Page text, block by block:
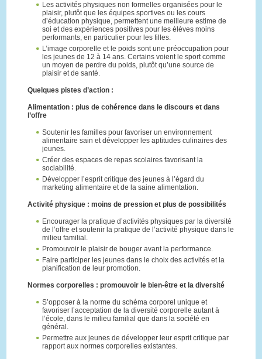
Les activités physiques non formelles organisées pour le
plaisir, plutôt que les équipes sportives ou les cours
d’éducation physique, permettent une meilleure estime de
soi et des expériences positives pour les élèves moins
performants, en particulier pour les filles.
L’image corporelle et le poids sont une préoccupation pour
les jeunes de 12 à 14 ans. Certains voient le sport comme
un moyen de perdre du poids, plutôt qu’une source de
plaisir et de santé.
Quelques pistes d’action :
Alimentation : plus de cohérence dans le discours et dans
l’offre
Soutenir les familles pour favoriser un environnement
alimentaire sain et développer les aptitudes culinaires des
jeunes.
Créer des espaces de repas scolaires favorisant la
sociabilité.
Développer l’esprit critique des jeunes à l’égard du
marketing alimentaire et de la saine alimentation.
Activité physique : moins de pression et plus de possibilités
Encourager la pratique d’activités physiques par la diversité
de l’offre et soutenir la pratique de l’activité physique dans le
milieu familial.
Promouvoir le plaisir de bouger avant la performance.
Faire participer les jeunes dans le choix des activités et la
planification de leur promotion.
Normes corporelles : promouvoir le bien-être et la diversité
S’opposer à la norme du schéma corporel unique et
favoriser l’acceptation de la diversité corporelle autant à
l’école, dans le milieu familial que dans la société en
général.
Permettre aux jeunes de développer leur esprit critique par
rapport aux normes corporelles existantes.